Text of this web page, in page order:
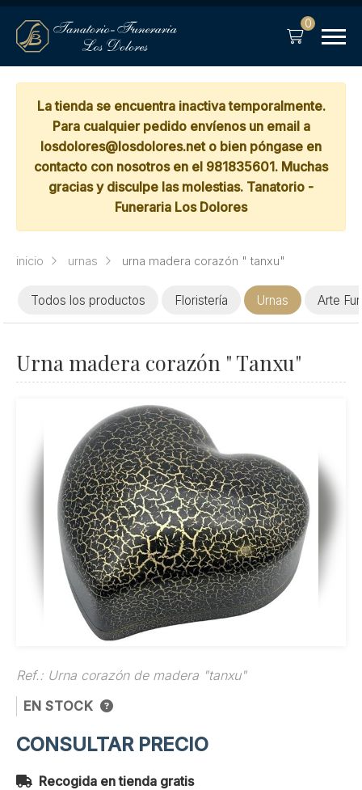
0
La tienda se encuentra inactiva temporalmente.
Para cualquier pedido envíenos un email a
losdolores@losdolores.net o bien póngase en
contacto con nosotros en el 981835601. Muchas
gracias y disculpe las molestias. Tanatorio -
Funeraria Los Dolores
inicio urnas urna madera corazón " tanxu"
Todos los productos Floristería Urnas Arte
Urna madera corazón " Tanxu"
Ref.: Urna corazón de madera "tanxu"
EN STOCK
CONSULTAR PRECIO
Recogida en tienda gratis